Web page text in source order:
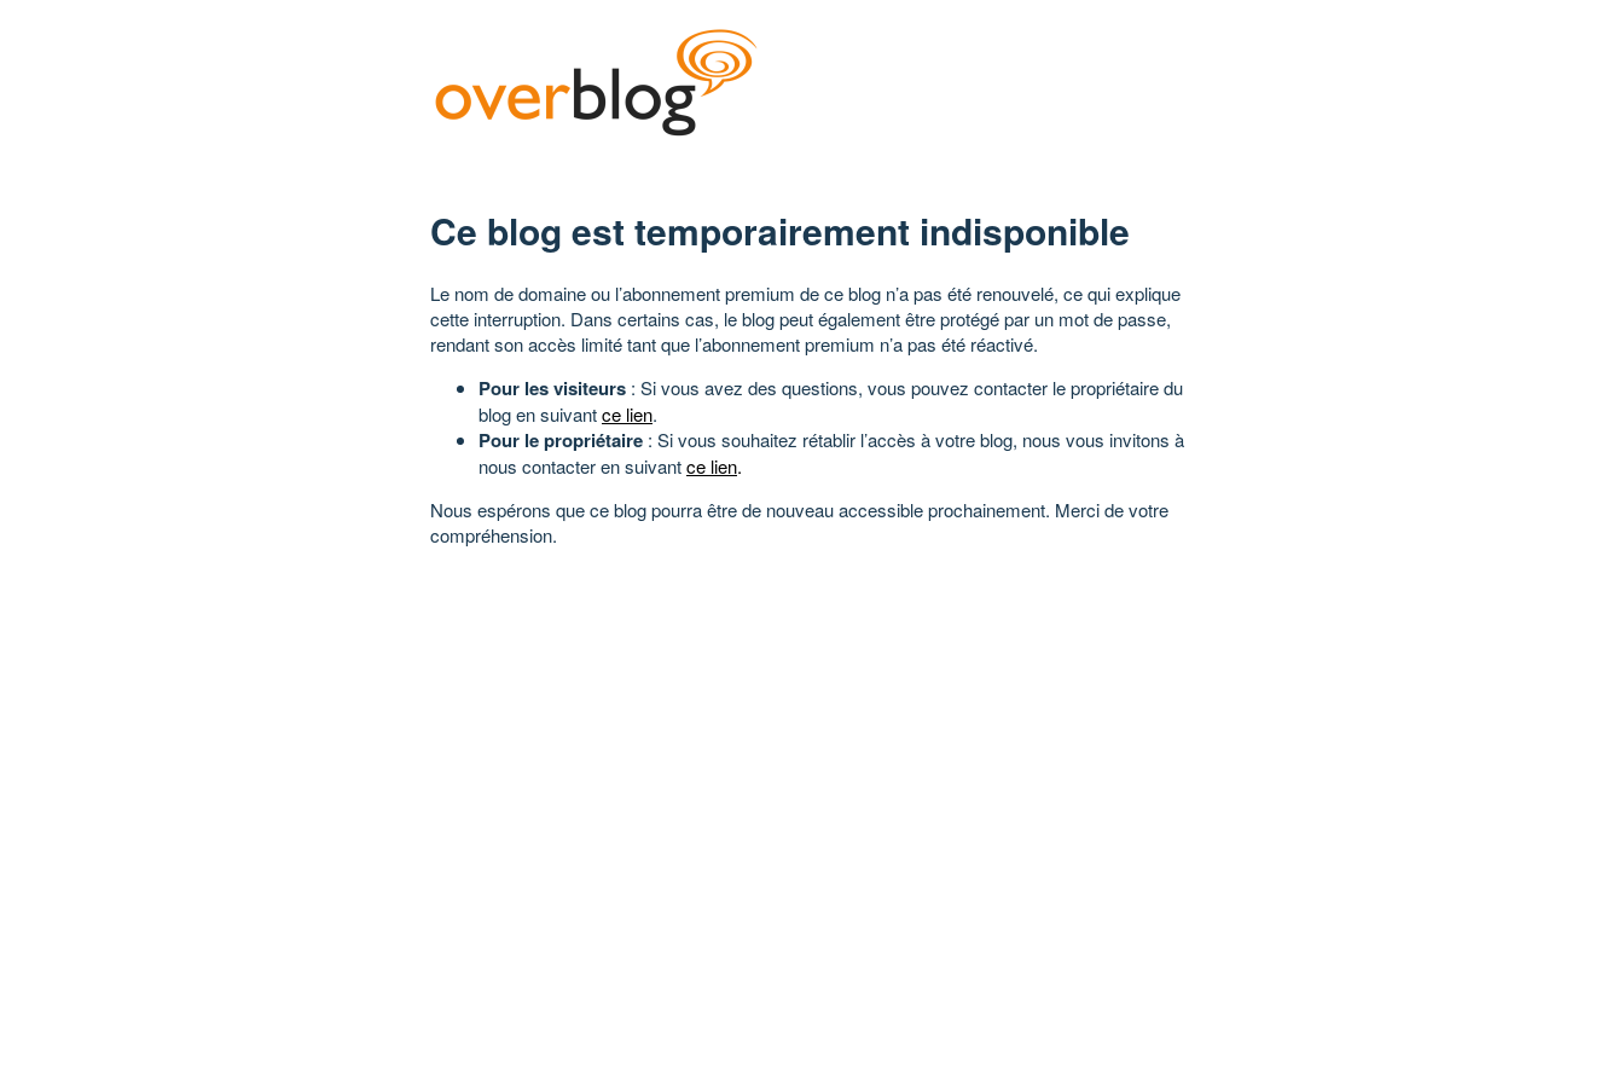
Ce blog est temporairement indisponible
Le nom de domaine ou l’abonnement premium de ce blog n’a pas été renouvelé, ce qui explique
cette interruption. Dans certains cas, le blog peut également être protégé par un mot de passe,
rendant son accès limité tant que l’abonnement premium n’a pas été réactivé.
Pour les visiteurs : Si vous avez des questions, vous pouvez contacter le propriétaire du
blog en suivantce lien.
Pour le propriétaire : Si vous souhaitez rétablir l’accès à votre blog, nous vous invitons à
nous contacter en suivantce lien.
Nous espérons que ce blog pourra être de nouveau accessible prochainement. Merci de votre
compréhension.